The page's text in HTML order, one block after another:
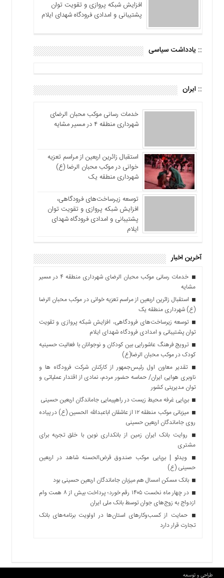
افزایش شبکه پروازی و تقویت توان
پشتیبانی و امدادی فرودگاه شهدای ایلام
:: یادداشت سیاسی
:: ایران
خدمات رسانی موکب محبان الرضای
شهرداری منطقه ۴ در مسیر مشایه
استقبال زائرین اربعین از مراسم تعزیه
خوانی در موکب محبان الرضا (ع)
شهرداری منطقه یک
توسعه زیرساخت‌های فرودگاهی،
افزایش شبکه پروازی و تقویت توان
پشتیبانی و امدادی فرودگاه شهدای
ایلام
آخرین اخبار
خدمات رسانی موکب محبان الرضای شهرداری منطقه ۴ در مسیر
مشایه
استقبال زائرین اربعین از مراسم تعزیه خوانی در موکب محبان الرضا
(ع) شهرداری منطقه یک
توسعه زیرساخت‌های فرودگاهی، افزایش شبکه پروازی و تقویت
توان پشتیبانی و امدادی فرودگاه شهدای ایلام
ترویج فرهنگ عاشورایی بین کودکان و نوجوانان با فعالیت حسینیه
کودک در موکب محبان الرضا(ع)
تقدیر معاون اول رئیس‌جمهور از کارکنان شرکت فرودگاه ها و
ناوبری هوایی ایران/ حماسه حضور مردم، نمادی از اقتدار عملیاتی و
توان مدیریتی کشور
برپایی غرفه محیط زیست در راهپیمایی جاماندگان اربعین حسینی
میزبانی موکب منطقه ۱۲ از عاشقان اباعبدالله الحسین (ع) در پیاده
روی جاماندگان اربعین حسینی
روایت بانک ایران زمین از بانکداری نوین با خلق تجربه برای
مشتری
ویدئو | برپایی موکب صندوق قرض‌الحسنه شاهد در اربعین
حسینی (ع)
بانک مسکن امسال هم میزبان جاماندگان اربعین حسینی بود
در چهار ماه نخست ۱۴۰۵ رقم خورد؛ پرداخت بیش از ۸ همت وام
ازدواج به زوج‌های جوان توسط بانک ملی ایران
حمایت از کسب‌وکارهای استان‌ها در اولویت برنامه‌های بانک
تجارت قرار دارد
طراحی و توسعه